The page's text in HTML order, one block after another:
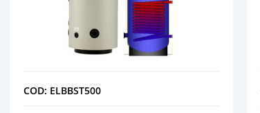
COD: ELBBST500